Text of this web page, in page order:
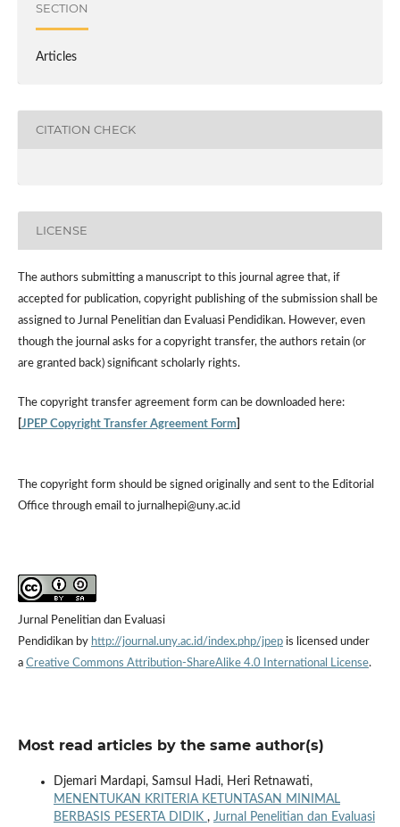
SECTION
Articles
CITATION CHECK
LICENSE
The authors submitting a manuscript to this journal agree that, if
accepted for publication, copyright publishing of the submission shall be
assigned to Jurnal Penelitian dan Evaluasi Pendidikan. However, even
though the journal asks for a copyright transfer, the authors retain (or
are granted back) significant scholarly rights.
Thecopyright transfer agreement form can be downloaded here:
JPEP Copyright Transfer Agreement Form]
The copyright form should be signed originally and sent to the Editorial
Office through email to jurnalhepi@uny.ac.id
Jurnal Penelitian dan Evaluasi
Pendidikan by http://journal.uny.ac.id/index.php/jpepis licensed under
a Creative Commons Attribution-ShareAlike 4.0 International License.
Most read articles by the same author(s)
Djemari Mardapi, Samsul Hadi, Heri Retnawati,
MENENTUKAN KRITERIA KETUNTASAN MINIMAL
BERBASIS PESERTA DIDIK , Jurnal Penelitian dan Evaluasi